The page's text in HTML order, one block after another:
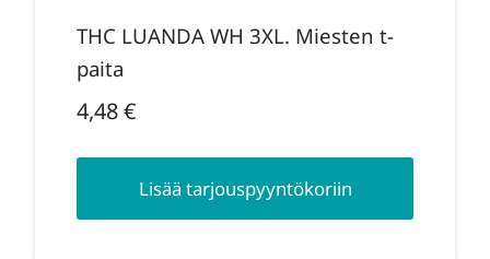
THC LUANDA WH 3XL. Miesten t-
paita
4,48€
Lisää tarjouspyyntökoriin